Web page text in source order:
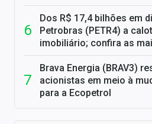
Dos R$ 17,4 bilhões em
Petrobras (PETR4) a
imobiliário; confira as
Brava Energia (BRAV3)
acionistas em meio à
para a Ecopetrol